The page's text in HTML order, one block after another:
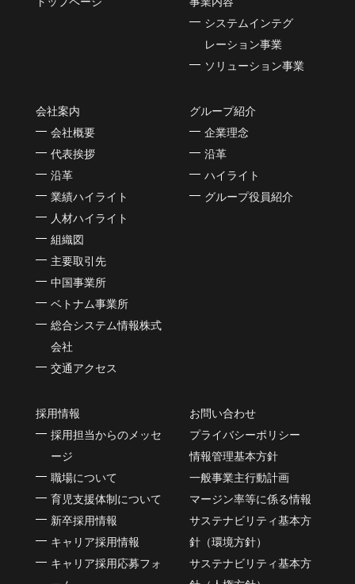
システムインテグ
レーション事業
ソリューション事業
会社案内
会社概要
代表挨拶
沿革
業績ハイライト
人材ハイライト
組織図
主要取引先
中国事業所
ベトナム事業所
総合システム情報株式
会社
交通アクセス
グループ紹介
企業理念
沿革
ハイライト
グループ役員紹介
採用情報
採用担当からのメッセ
ージ
職場について
育児支援体制について
新卒採用情報
キャリア採用情報
キャリア採用応募フォ
お問い合わせ
プライバシーポリシー
情報管理基本方針
一般事業主行動計画
マージン率等に係る情報
サステナビリティ基本方
針（環境方針）
サステナビリティ基本方